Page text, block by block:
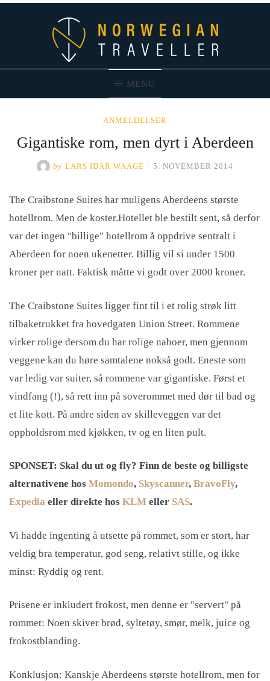
MENU
Norwegian Traveller – Reiseblogg
ANMELDELSER
Gigantiske rom, men dyrt i Aberdeen
by LARS IDAR WAAGE 5. NOVEMBER 2014
The Craibstone Suites har muligens Aberdeens største
hotellrom. Men de koster.Hotellet ble bestilt sent, så derfor
var det ingen "billige" hotellrom å oppdrive sentralt i
Aberdeen for noen ukenetter. Billig vil si under 1500
kroner per natt. Faktisk måtte vi godt over 2000 kroner.
The Craibstone Suites ligger fint til i et rolig strøk litt
tilbaketrukket fra hovedgaten Union Street. Rommene
virker rolige dersom du har rolige naboer, men gjennom
veggene kan du høre samtalene nokså godt. Eneste som
var ledig var suiter, så rommene var gigantiske. Først et
vindfang (!), så rett inn på soverommet med dør til bad og
et lite kott. På andre siden av skilleveggen var det
oppholdsrom med kjøkken, tv og en liten pult.
SPONSET: Skal du ut og fly? Finn de beste og billigste
alternativene hos Momondo, Skyscanner, BravoFly,
Expedia eller direkte hos KLM eller SAS.
Vi hadde ingenting å utsette på rommet, som er stort, har
veldig bra temperatur, god seng, relativt stille, og ikke
minst: Ryddig og rent.
Prisene er inkludert frokost, men denne er "servert" på
rommet: Noen skiver brød, syltetøy, smør, melk, juice og
frokostblanding.
Konklusjon: Kanskje Aberdeens største hotellrom, men for